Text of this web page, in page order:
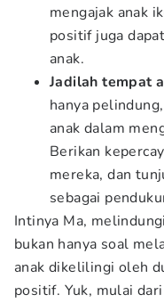
mengajak anak
positif juga
anak.
Jadilah tempat
hanya
anak dalam
Berikan
mereka, dan
sebagai
Intinya Ma,
bukan hanya soal
anak dikelilingi oleh
positif. Yuk, mulai